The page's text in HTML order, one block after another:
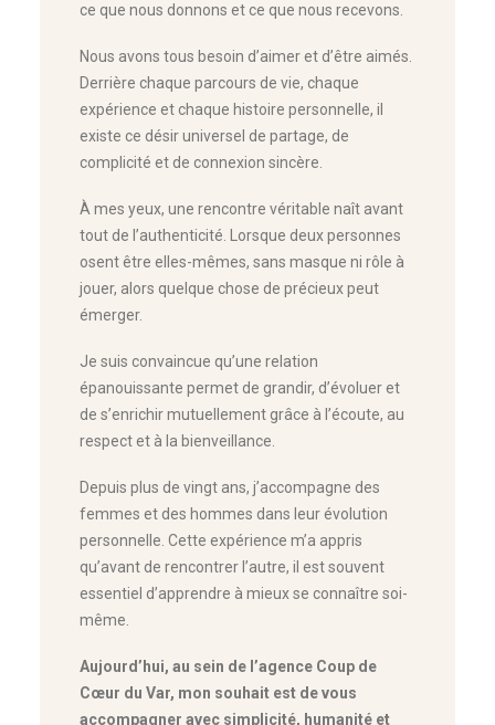
ce que nous donnons et ce que nous recevons.
Nous avons tous besoin d’aimer et d’être aimés.
Derrière chaque parcours de vie, chaque
expérience et chaque histoire personnelle, il
existe ce désir universel de partage, de
complicité et de connexion sincère.
À mes yeux, une rencontre véritable naît avant
tout de l’authenticité. Lorsque deux personnes
osent être elles-mêmes, sans masque ni rôle à
jouer, alors quelque chose de précieux peut
émerger.
Je suis convaincue qu’une relation
épanouissante permet de grandir, d’évoluer et
de s’enrichir mutuellement grâce à l’écoute, au
respect et à la bienveillance.
Depuis plus de vingt ans, j’accompagne des
femmes et des hommes dans leur évolution
personnelle. Cette expérience m’a appris
qu’avant de rencontrer l’autre, il est souvent
essentiel d’apprendre à mieux se connaître soi-
même.
Aujourd’hui, au sein de l’agence Coup de
Cœur du Var, mon souhait est de vous
accompagner avec simplicité, humanité et